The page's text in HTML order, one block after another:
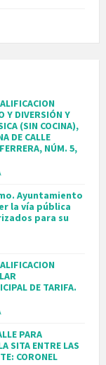
Y DIVERSIÓN Y
(SIN COCINA),
DE CALLE
NÚM. 5,
Ayuntamiento
la vía pública
para su
DE TARIFA.
PARA
SITA ENTRE LAS
CORONEL